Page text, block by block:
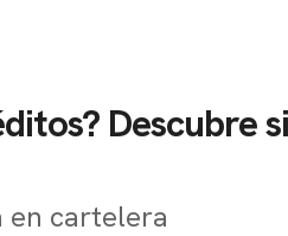
Descubre
en cartelera